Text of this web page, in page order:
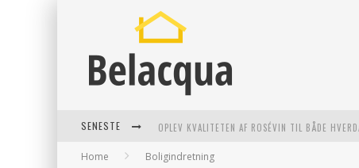
SENESTE OPLEV KVALITETEN AF ROSÉVIN TIL BÅDE
VANTINGE TEKNIK: EN INNOVATIV LØSNING TIL
Home Boligindretning